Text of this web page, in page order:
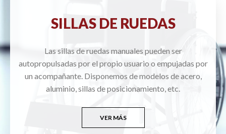
SILLAS DE RUEDAS
Las sillas de ruedas manuales pueden ser
autopropulsadas por el propio usuario o empujadas por
un acompañante. Disponemos de modelos de acero,
aluminio, sillas de posicionamiento, etc.
VER MÁS